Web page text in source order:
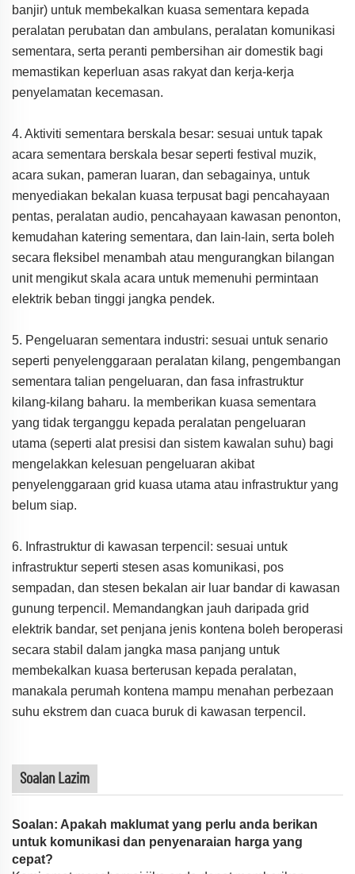
banjir) untuk membekalkan kuasa sementara kepada
peralatan perubatan dan ambulans, peralatan komunikasi
sementara, serta peranti pembersihan air domestik bagi
memastikan keperluan asas rakyat dan kerja-kerja
penyelamatan kecemasan.
4. Aktiviti sementara berskala besar: sesuai untuk tapak
acara sementara berskala besar seperti festival muzik,
acara sukan, pameran luaran, dan sebagainya, untuk
menyediakan bekalan kuasa terpusat bagi pencahayaan
pentas, peralatan audio, pencahayaan kawasan penonton,
kemudahan katering sementara, dan lain-lain, serta boleh
secara fleksibel menambah atau mengurangkan bilangan
unit mengikut skala acara untuk memenuhi permintaan
elektrik beban tinggi jangka pendek.
5. Pengeluaran sementara industri: sesuai untuk senario
seperti penyelenggaraan peralatan kilang, pengembangan
sementara talian pengeluaran, dan fasa infrastruktur
kilang-kilang baharu. Ia memberikan kuasa sementara
yang tidak terganggu kepada peralatan pengeluaran
utama (seperti alat presisi dan sistem kawalan suhu) bagi
mengelakkan kelesuan pengeluaran akibat
penyelenggaraan grid kuasa utama atau infrastruktur yang
belum siap.
6. Infrastruktur di kawasan terpencil: sesuai untuk
infrastruktur seperti stesen asas komunikasi, pos
sempadan, dan stesen bekalan air luar bandar di kawasan
gunung terpencil. Memandangkan jauh daripada grid
elektrik bandar, set penjana jenis kontena boleh beroperasi
secara stabil dalam jangka masa panjang untuk
membekalkan kuasa berterusan kepada peralatan,
manakala perumah kontena mampu menahan perbezaan
suhu ekstrem dan cuaca buruk di kawasan terpencil.
Soalan Lazim
Soalan: Apakah maklumat yang perlu anda berikan
untuk komunikasi dan penyenaraian harga yang
cepat?